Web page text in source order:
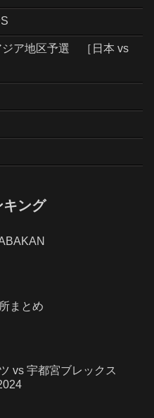
ア地区予選 ［日本 vs
キング
まとめ
vs 宇都宮ブレックス